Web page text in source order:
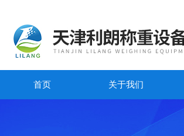
首页 关于我们